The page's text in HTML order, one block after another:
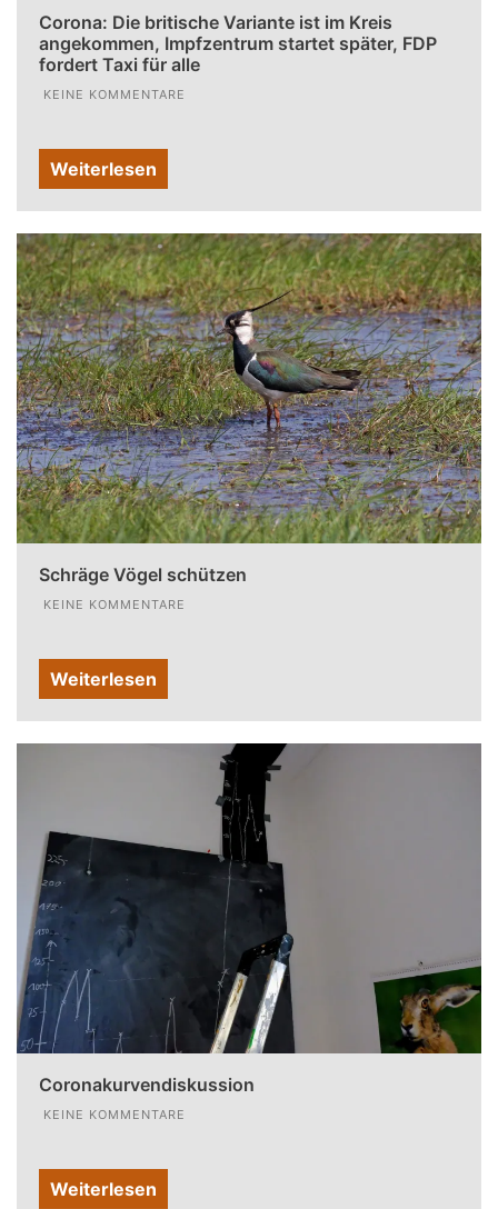
Corona: Die britische Variante ist im Kreis
angekommen, Impfzentrum startet später, FDP
fordert Taxi für alle
KEINE KOMMENTARE
Weiterlesen
Schräge Vögel schützen
KEINE KOMMENTARE
Weiterlesen
Coronakurvendiskussion
KEINE KOMMENTARE
Weiterlesen